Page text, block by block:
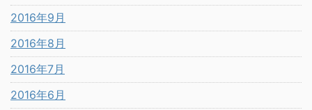
2016年9月
2016年8月
2016年7月
2016年6月